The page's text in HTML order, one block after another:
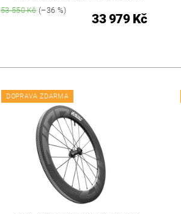
53 550 Kč(–36 %)
33 979 Kč
DOPRAVA ZDARMA